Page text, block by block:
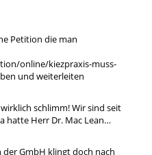
Petition die man
online/kiezpraxis-muss-
und weiterleiten
wirklich schlimm! Wir sind seit
hatte Herr Dr. Mac Lean…
der GmbH klingt doch nach